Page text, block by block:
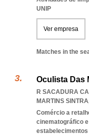
UNIP
Ver empresa
Matches in the
Oculista Das
R SACADURA
MARTINS SINTRA
Comércio a
cinematográfico